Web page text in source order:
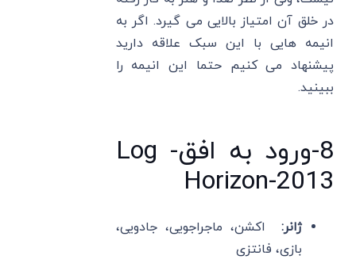
در خلق آن امتیاز بالایی می گیرد. اگر به
انیمه هایی با این سبک علاقه دارید
پیشنهاد می کنیم حتما این انیمه را
ببینید.
8-ورود به افق- Log
Horizon-2013
ژانر:
اکشن، ماجراجویی، جادویی،
بازی، فانتزی